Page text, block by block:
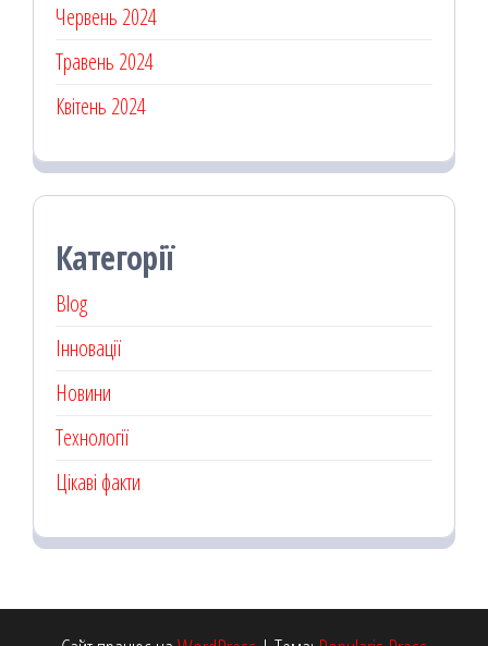
Червень 2024
Травень 2024
Квітень 2024
Категорії
Blog
Інновації
Новини
Технології
Цікаві факти